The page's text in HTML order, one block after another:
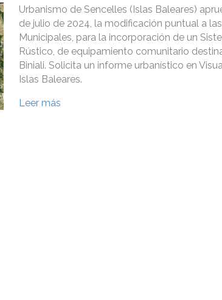
Urbanismo de Sencelles (Islas Baleares)
de julio de 2024, la modificación puntual a
Municipales, para la incorporación de un
Rústico, de equipamiento comunitario
Biniali. Solicita un informe urbanístico en
Islas Baleares.
Leer más